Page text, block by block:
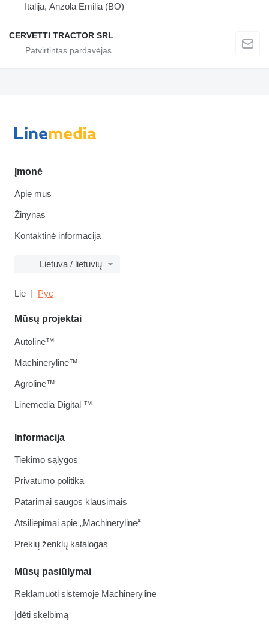
Italija, Anzola Emilia (BO)
CERVETTI TRACTOR SRL
Įmonė
Apie mus
Žinynas
Kontaktinė informacija
Lietuva / lietuvių
Lie Рус
Informacija
Tiekimo sąlygos
Privatumo politika
Patarimai saugos klausimais
Atsiliepimai apie „Machineryline“
Prekių ženklų katalogas
Mūsų pasiūlymai
Reklamuoti sistemoje Machineryline
Įdėti skelbimą
Mūsų projektai
Autoline™
Machineryline™
Agroline™
Linemedia Digital ™